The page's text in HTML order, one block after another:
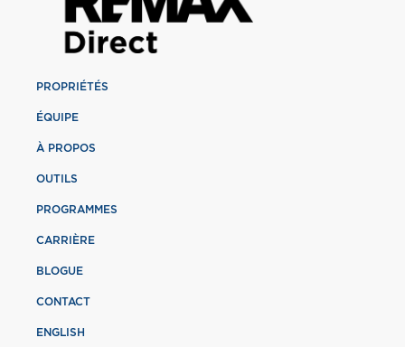
PROPRIÉTÉS
ÉQUIPE
À PROPOS
OUTILS
PROGRAMMES
CARRIÈRE
BLOGUE
CONTACT
ENGLISH